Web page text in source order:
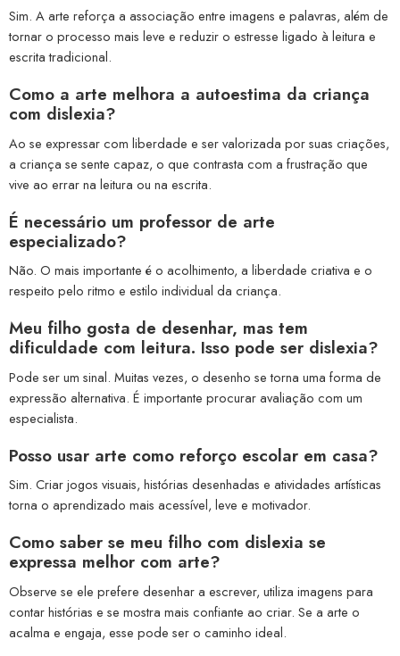
Sim. A arte reforça a associação entre imagens e palavras, além de
tornar o processo mais leve e reduzir o estresse ligado à leitura e
escrita tradicional.
Como a arte melhora a autoestima da criança
com dislexia?
Ao se expressar com liberdade e ser valorizada por suas criações,
a criança se sente capaz, o que contrasta com a frustração que
vive ao errar na leitura ou na escrita.
É necessário um professor de arte
especializado?
Não. O mais importante é o acolhimento, a liberdade criativa e o
respeito pelo ritmo e estilo individual da criança.
Meu filho gosta de desenhar, mas tem
dificuldade com leitura. Isso pode ser dislexia?
Pode ser um sinal. Muitas vezes, o desenho se torna uma forma de
expressão alternativa. É importante procurar avaliação com um
especialista.
Posso usar arte como reforço escolar em casa?
Sim. Criar jogos visuais, histórias desenhadas e atividades artísticas
torna o aprendizado mais acessível, leve e motivador.
Como saber se meu filho com dislexia se
expressa melhor com arte?
Observe se ele prefere desenhar a escrever, utiliza imagens para
contar histórias e se mostra mais confiante ao criar. Se a arte o
acalma e engaja, esse pode ser o caminho ideal.